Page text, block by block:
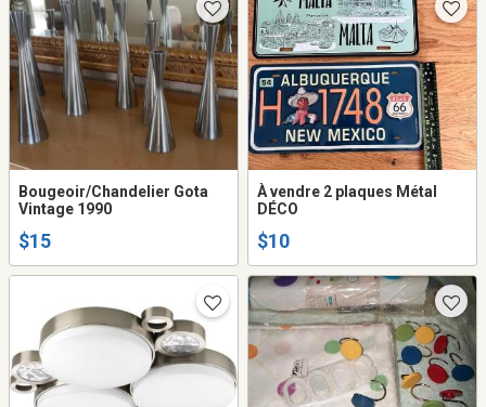
Bougeoir/Chandelier Gota
Vintage 1990
$15
À vendre 2 plaques Métal
DÉCO
$10